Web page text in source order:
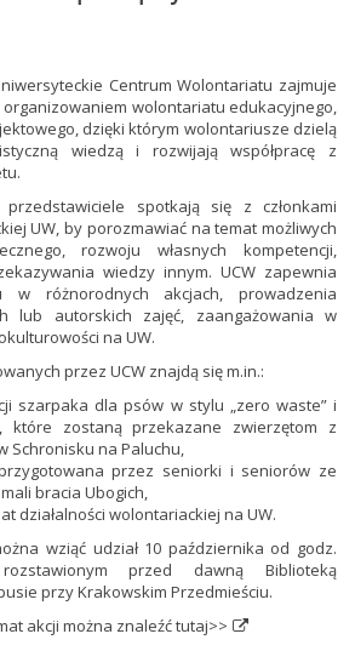
Centrum Wolontariatu zajmuje
wolontariatu edukacyjnego,
dzięki którym wolontariusze dzielą
wiedzą i rozwijają współpracę z
spotkają się z członkami
UW, by porozmawiać na temat możliwych
rozwoju własnych kompetencji,
wiedzy innym. UCW zapewnia
w różnorodnych akcjach, prowadzenia
lub autorskich zajęć, zaangażowania w
na UW.
przez UCW znajdą się m.in.:
szarpaka dla psów w stylu „zero waste” i
które zostaną przekazane zwierzętom z
Schronisku na Paluchu,
przez seniorki i seniorów ze
bracia Ubogich,
działalności wolontariackiej na UW.
wziąć udział 10 października od godz.
przed dawną Biblioteką
przy Krakowskim Przedmieściu.
akcji można znaleźć tutaj>>